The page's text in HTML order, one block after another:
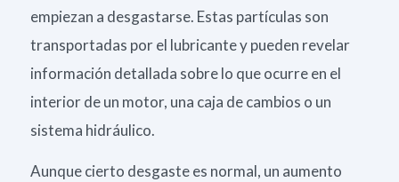
empiezan a desgastarse. Estas partículas son
transportadas por el lubricante y pueden revelar
información detallada sobre lo que ocurre en el
interior de un motor, una caja de cambios o un
sistema hidráulico.
Aunque cierto desgaste es normal, un aumento